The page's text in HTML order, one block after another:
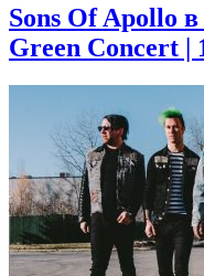
Sons Of Apollo
Green Concert |